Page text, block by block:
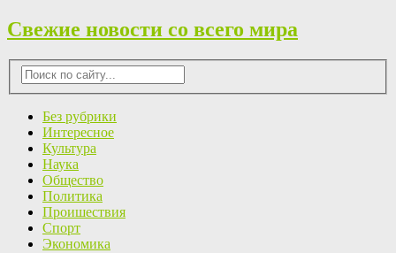
Свежие новости со всего мира
Без рубрики
Интересное
Культура
Наука
Общество
Политика
Проишествия
Спорт
Экономика